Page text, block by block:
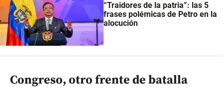
“Traidores de la patria”: las 5
frases polémicas de Petro en la
alocución
Congreso, otro frente de batalla